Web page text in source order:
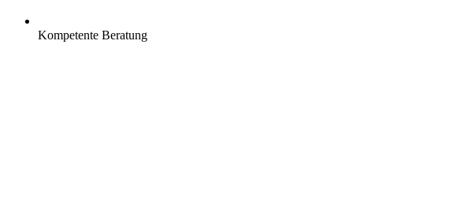
Kompetente Beratung